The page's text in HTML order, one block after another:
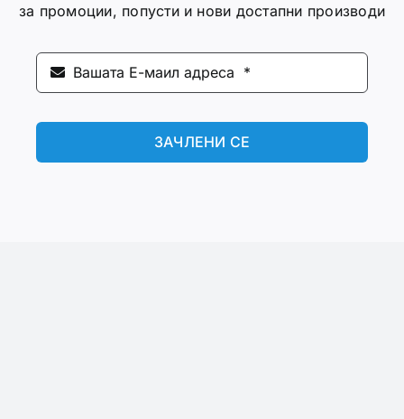
за промоции, попусти и нови достапни производи
ЗАЧЛЕНИ СЕ